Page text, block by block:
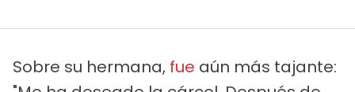
Sobre su hermana, fue aún más tajante: